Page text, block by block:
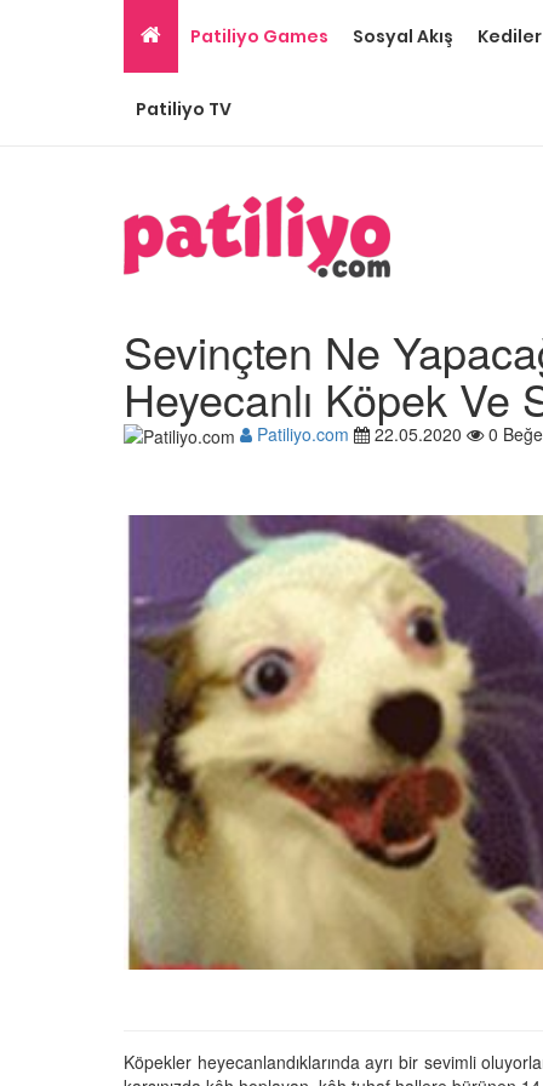
Patiliyo Games Sosyal Akış Kediler
Patiliyo TV
Sevinçten Ne
Heyecanlı Köpek Ve
Patiliyo.com 22.05.2020 0
Köpekler heyecanlandıklarında ayrı bir sevimli
Kolay 14 Evcil Hayvan
01.01.2025
Köpeklerle İlgili Ünlü
Atasözleri
03.04.2024
İzmir’deki Hayvan
22.05.2020
Ankara’daki Hayvan
22.05.2020
Köpeğim Su İçmiyor,